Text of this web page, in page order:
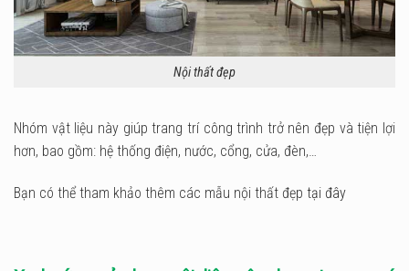
Nội thất đẹp
Nhóm vật liệu này giúp trang trí công trình trở nên đẹp và tiện lợi
hơn, bao gồm: hệ thống điện, nước, cổng, cửa, đèn,…
Bạn có thể tham khảo thêm các mẫu nội thất đẹp tại đây